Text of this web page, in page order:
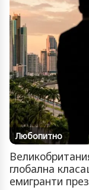
Любопитно
глобална
емигранти